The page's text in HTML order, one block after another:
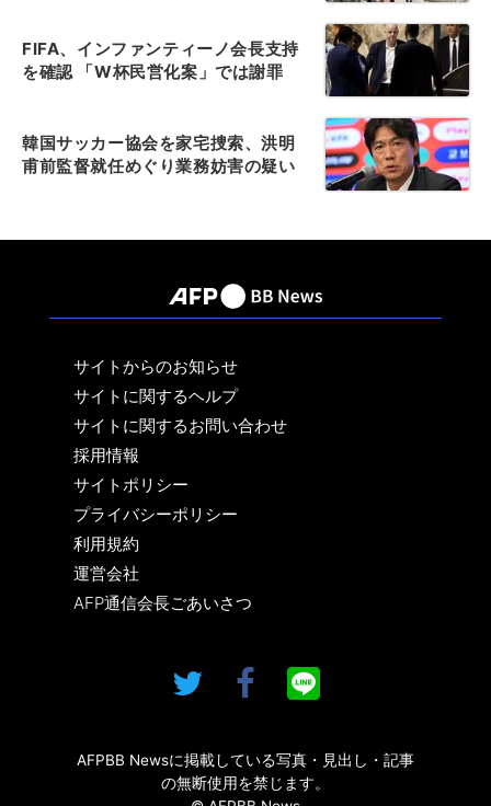
FIFA、インファンティーノ会長支持
を確認 「W杯民営化案」では謝罪
韓国サッカー協会を家宅捜索、洪明
甫前監督就任めぐり業務妨害の疑い
サイトからのお知らせ
サイトに関するヘルプ
サイトに関するお問い合わせ
採用情報
サイトポリシー
プライバシーポリシー
利用規約
運営会社
AFP通信会長ごあいさつ
AFPBB Newsに掲載している写真・見出し・記事
の無断使用を禁じます。